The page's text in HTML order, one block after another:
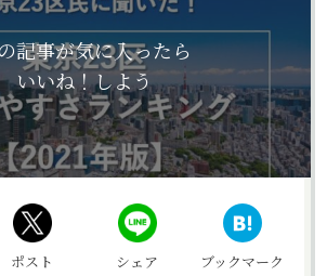
記事が気に入ったら
いいね！しよう
ポスト シェア ブックマーク